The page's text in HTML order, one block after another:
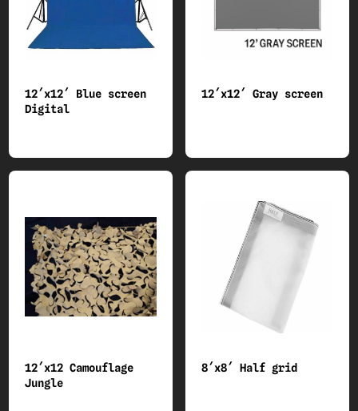
12´x12´ Blue screen
Digital
12´x12´ Gray screen
12´x12 Camouflage
Jungle
8´x8´ Half grid